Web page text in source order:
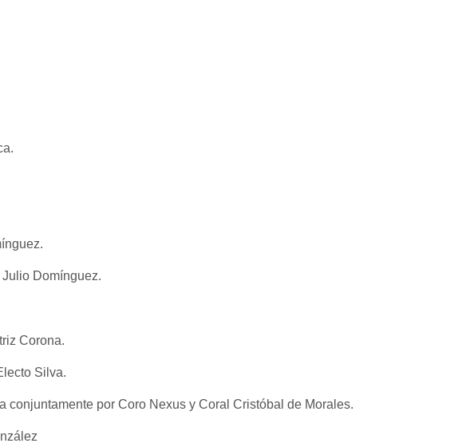
Domínguez.
Corona.
Silva.
conjuntamente por Coro Nexus y Coral Cristóbal de Morales.